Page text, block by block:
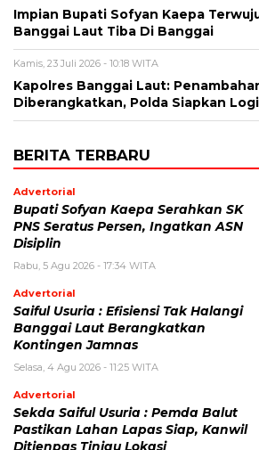
Impian Bupati Sofyan Kaepa
Banggai Laut Tiba Di Banggai
Kamis, 23 Juli 2026 - 10:18 WITA
Kapolres Banggai Laut:
Diberangkatkan, Polda Siapkan
BERITA TERBARU
Advertorial
Bupati Sofyan Kaepa Serahkan SK
PNS Seratus Persen, Ingatkan ASN
Disiplin
Rabu, 5 Agu 2026 - 17:34 WITA
Advertorial
Saiful Usuria : Efisiensi Tak Halangi
Banggai Laut Berangkatkan
Kontingen Jamnas
Selasa, 4 Agu 2026 - 11:25 WITA
Advertorial
Sekda Saiful Usuria : Pemda Balut
Pastikan Lahan Lapas Siap, Kanwil
Ditjenpas Tinjau Lokasi